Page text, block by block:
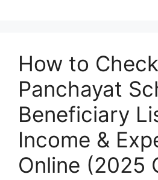
How to
Panchayat
Beneficiary
Income &
Online (2025